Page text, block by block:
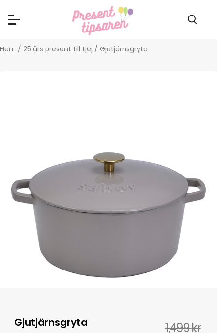
Hem / 25 års present till tjej / Gjutjärnsgryta
Gjutjärnsgryta 1,499kr